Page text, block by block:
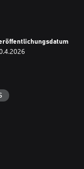
Gerichte
und
Kochen,
und andere
und mehrere